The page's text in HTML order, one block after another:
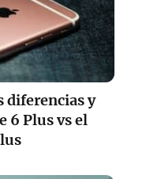
diferencias y
6 Plus vs el